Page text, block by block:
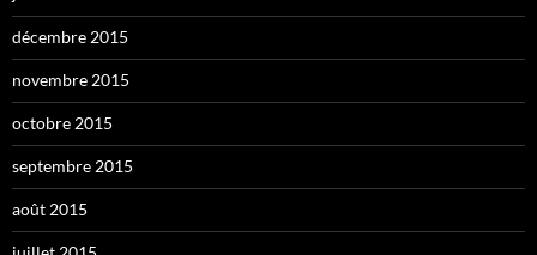
décembre 2015
novembre 2015
octobre 2015
septembre 2015
août 2015